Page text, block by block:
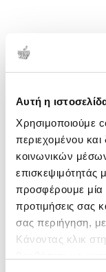
Αυτή η
Χρησιμοποιούμε
περιεχομένου
κοινωνικών
επισκεψιμότητάς
προσφέρουμε μία
προτιμήσεις σας
σας περιήγηση,
Κάνοντας κλικ